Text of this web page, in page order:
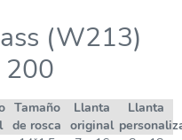
(W213)
200
Tamaño
de rosca
Llanta
original
Llanta